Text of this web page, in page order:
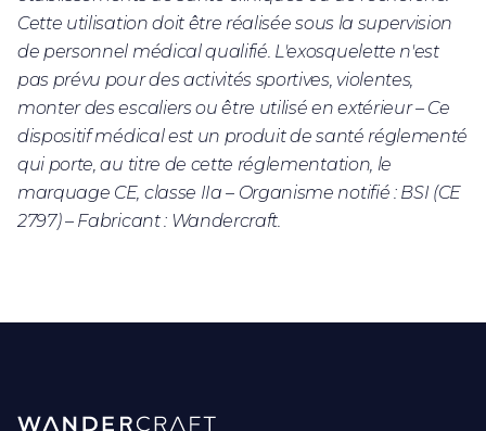
Cette utilisation doit être réalisée sous la supervision
de personnel médical qualifié. L'exosquelette n'est
pas prévu pour des activités sportives, violentes,
monter des escaliers ou être utilisé en extérieur – Ce
dispositif médical est un produit de santé réglementé
qui porte, au titre de cette réglementation, le
marquage CE, classe IIa – Organisme notifié : BSI (CE
2797) – Fabricant : Wandercraft.